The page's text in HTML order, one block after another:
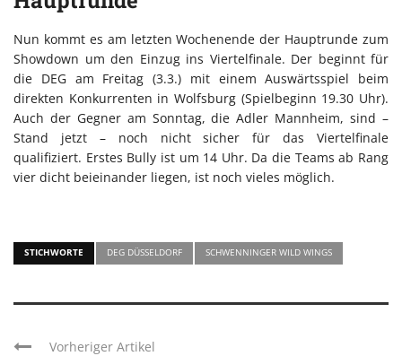
Nun kommt es am letzten Wochenende der Hauptrunde zum
Showdown um den Einzug ins Viertelfinale. Der beginnt für
die DEG am Freitag (3.3.) mit einem Auswärtsspiel beim
direkten Konkurrenten in Wolfsburg (Spielbeginn 19.30 Uhr).
Auch der Gegner am Sonntag, die Adler Mannheim, sind –
Stand jetzt – noch nicht sicher für das Viertelfinale
qualifiziert. Erstes Bully ist um 14 Uhr. Da die Teams ab Rang
vier dicht beieinander liegen, ist noch vieles möglich.
STICHWORTE DEG DÜSSELDORF SCHWENNINGER WILD WINGS
Vorheriger Artikel